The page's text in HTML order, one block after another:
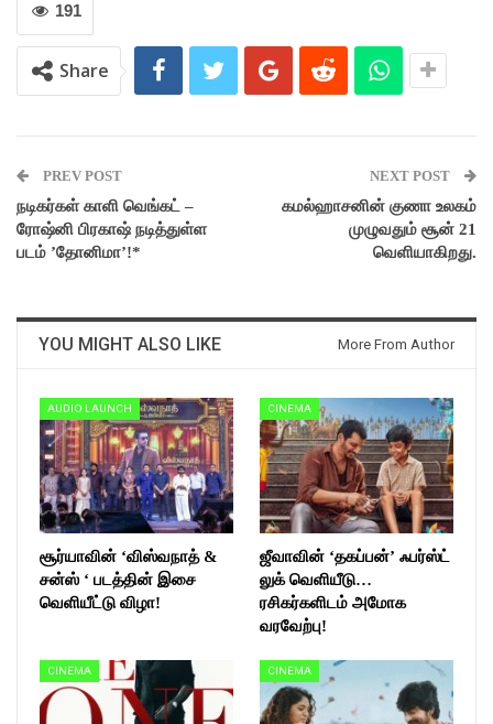
191
Share
PREV POST
நடிகர்கள் காளி வெங்கட் –
ரோஷ்னி பிரகாஷ் நடித்துள்ள
படம் ’தோனிமா’!*
NEXT POST
கமல்ஹாசனின் குணா உலகம்
முழுவதும் சூன் 21
வெளியாகிறது.
YOU MIGHT ALSO LIKE More From Author
AUDIO LAUNCH
சூர்யாவின் ‘விஸ்வநாத் &
சன்ஸ் ‘ படத்தின் இசை
வெளியீட்டு விழா!
CINEMA
ஜீவாவின் ‘தகப்பன்’ ஃபர்ஸ்ட்
லுக் வெளியீடு…
ரசிகர்களிடம் அமோக
வரவேற்பு!
CINEMA CINEMA